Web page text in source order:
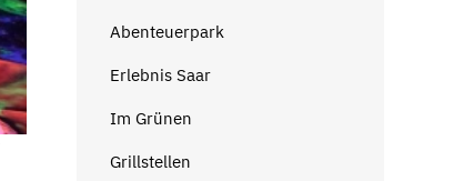
Abenteuerpark
Erlebnis Saar
Im Grünen
Grillstellen